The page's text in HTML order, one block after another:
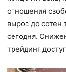
отношения
вырос до сотен
сегодня.
трейдинг